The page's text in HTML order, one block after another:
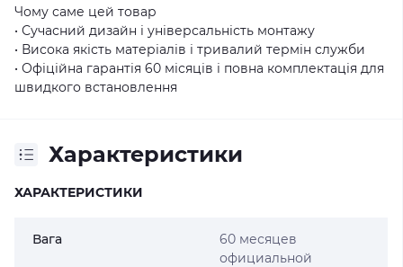
Чому саме цей товар
• Сучасний дизайн і універсальність монтажу
• Висока якість матеріалів і тривалий термін служби
• Офіційна гарантія 60 місяців і повна комплектація для
швидкого встановлення
Характеристики
ХАРАКТЕРИСТИКИ
Вага
60 месяцев
официальной